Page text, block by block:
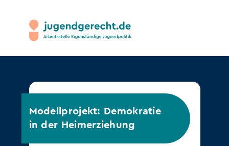
Modellprojekt: Demokratie
in der Heimerziehung